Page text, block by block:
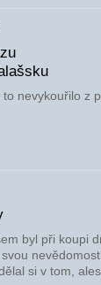
to nevykouřilo z
byl při koupi
si v tom,